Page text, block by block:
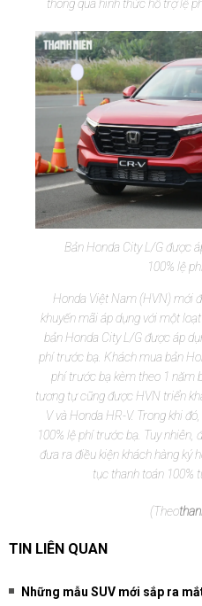
thông qua hình thức hỗ trợ lệ
Bản Honda City L/G được
100% lệ
Honda Việt Nam (HVN) mới
khuyến mãi áp dụng với một
bản Honda City L/G được áp
phí trước bạ. Khách mua bản
phí trước bạ kèm theo 1 năm
tương tự cũng được HVN triển
V và Honda HR-V. Trong khi
100% lệ phí trước bạ. Tuy
đưa ra điều kiện khách hàng ký
tục thanh toán 100%
(Theo
TIN LIÊN QUAN
Những mẫu SUV mới sắp ra